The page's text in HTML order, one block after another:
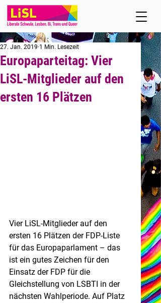
Europaparteitag: Vier
LiSL-Mitglieder auf den
ersten 16 Plätzen
27. Jan. 2019 1 Min. Lesezeit
Vier LiSL-Mitglieder auf den
ersten 16 Plätzen der FDP-Liste
für das Europaparlament – das
ist ein gutes Zeichen für den
Einsatz der FDP für die
Gleichstellung von LSBTI in der
nächsten Wahlperiode. Auf Platz